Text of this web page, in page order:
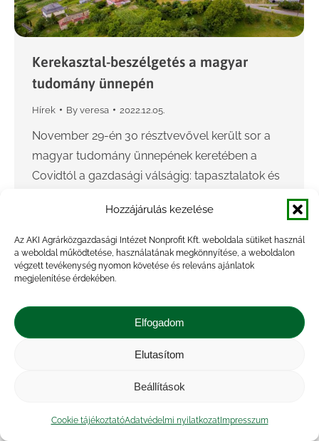
Hozzájárulás kezelése
Az AKI Agrárközgazdasági Intézet Nonprofit Kft. weboldala sütiket használ
a weboldal működtetése, használatának megkönnyítése, a weboldalon
végzett tevékenység nyomon követése és releváns ajánlatok
megjelenítése érdekében.
Elfogadom
Elutasítom
Beállítások
Cookie tájékoztatóAdatvédelmi nyilatkozatImpresszum
Kerekasztal-beszélgetés a magyar
tudomány ünnepén
Hírek By veresa 2022.12.05.
November 29-én 30 résztvevővel került sor a
magyar tudomány ünnepének keretében a
Covidtól a gazdasági válságig: tapasztalatok és
című online kerekasztal-beszélgetésre. A
rendezvény az Agrárközgazdasági…